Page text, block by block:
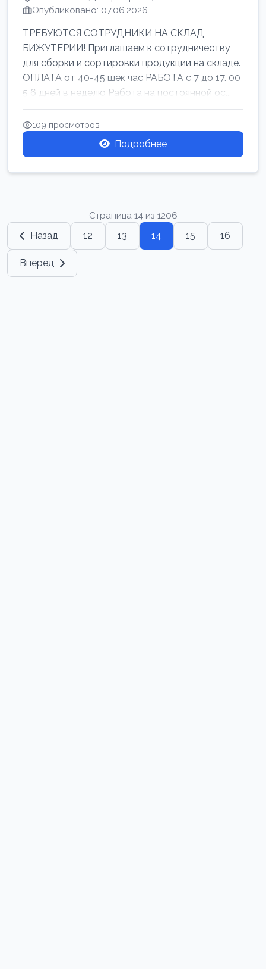
Опубликовано: 07.06.2026
ТРЕБУЮТСЯ СОТРУДНИКИ НА СКЛАД
БИЖУТЕРИИ! Приглашаем к сотрудничеству
для сборки и сортировки продукции на складе.
ОПЛАТА от 40-45 шек час РАБОТА с 7 до 17. 00
5 6 дней в неделю Работа на постоянной ос...
109 просмотров
Подробнее
Страница 14 из 1206
Назад 12 13 14 15 16
Вперед